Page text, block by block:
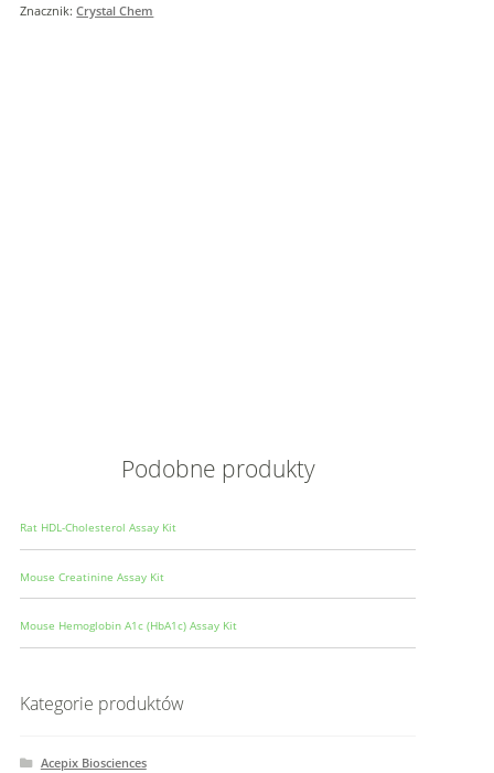
Znacznik:Crystal Chem
Podobne produkty
Rat HDL-Cholesterol Assay Kit
Mouse Creatinine Assay Kit
Mouse Hemoglobin A1c (HbA1c) Assay Kit
Kategorie produktów
Acepix Biosciences